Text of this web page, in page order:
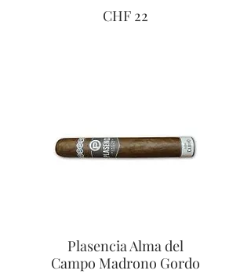
CHF 22
Plasencia Alma del
Campo Madrono Gordo